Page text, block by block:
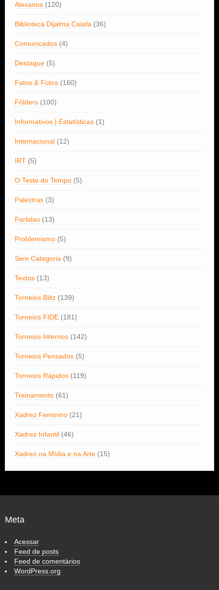
Alexanos (120)
Biblioteca Dijalma Caiafa (36)
Comunicados (4)
Destaque (5)
Fatos & Fotos (160)
Fôlders (100)
Informativos | Estatísticas (1)
Internacional (12)
IRT (5)
O Teste do Tempo (5)
Palestras (3)
Partidas (13)
Problemismo (5)
Sem Categoria (9)
Textos (13)
Torneios Blitz (139)
Torneios FIDE (181)
Torneios Internos (142)
Torneios Pensados (5)
Torneios Rápidos (119)
Treinamento (61)
Xadrez Feminino (21)
Xadrez Infantil (46)
Xadrez na Mídia e na Arte (15)
Meta
Acessar
Feed de posts
Feed de comentários
WordPress.org